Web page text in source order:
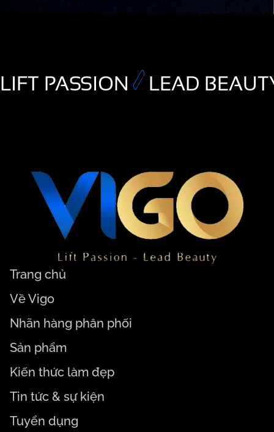
LIFT PASSION LEAD
Trang chủ
Về Vigo
Nhãn hàng phân phối
Sản phẩm
Kiến thức làm đẹp
Tin tức & sự kiện
Tuyển dụng